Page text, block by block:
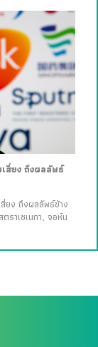
สี่ยง ถึงผลลัพธ์
ยง ถึงผลลัพธ์ข้าง
ราเซเนกา, จอห์น